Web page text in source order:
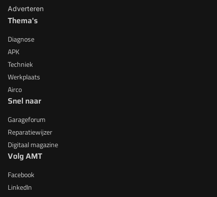
Adverteren
Thema's
Diagnose
APK
Techniek
Werkplaats
Airco
Snel naar
Garageforum
Reparatiewijzer
Digitaal magazine
Volg AMT
Facebook
LinkedIn